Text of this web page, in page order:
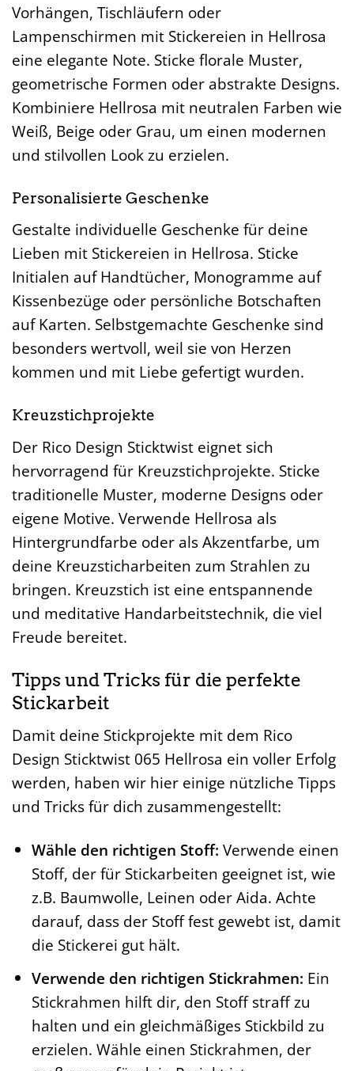
Vorhängen, Tischläufern oder
Lampenschirmen mit Stickereien in Hellrosa
eine elegante Note. Sticke florale Muster,
geometrische Formen oder abstrakte Designs.
Kombiniere Hellrosa mit neutralen Farben wie
Weiß, Beige oder Grau, um einen modernen
und stilvollen Look zu erzielen.
Personalisierte Geschenke
Gestalte individuelle Geschenke für deine
Lieben mit Stickereien in Hellrosa. Sticke
Initialen auf Handtücher, Monogramme auf
Kissenbezüge oder persönliche Botschaften
auf Karten. Selbstgemachte Geschenke sind
besonders wertvoll, weil sie von Herzen
kommen und mit Liebe gefertigt wurden.
Kreuzstichprojekte
Der Rico Design Sticktwist eignet sich
hervorragend für Kreuzstichprojekte. Sticke
traditionelle Muster, moderne Designs oder
eigene Motive. Verwende Hellrosa als
Hintergrundfarbe oder als Akzentfarbe, um
deine Kreuzsticharbeiten zum Strahlen zu
bringen. Kreuzstich ist eine entspannende
und meditative Handarbeitstechnik, die viel
Freude bereitet.
Tipps und Tricks für die perfekte
Stickarbeit
Damit deine Stickprojekte mit dem Rico
Design Sticktwist 065 Hellrosa ein voller Erfolg
werden, haben wir hier einige nützliche Tipps
und Tricks für dich zusammengestellt:
Wähle den richtigen Stoff: Verwende einen
Stoff, der für Stickarbeiten geeignet ist, wie
z.B. Baumwolle, Leinen oder Aida. Achte
darauf, dass der Stoff fest gewebt ist, damit
die Stickerei gut hält.
Verwende den richtigen Stickrahmen: Ein
Stickrahmen hilft dir, den Stoff straff zu
halten und ein gleichmäßiges Stickbild zu
erzielen. Wähle einen Stickrahmen, der